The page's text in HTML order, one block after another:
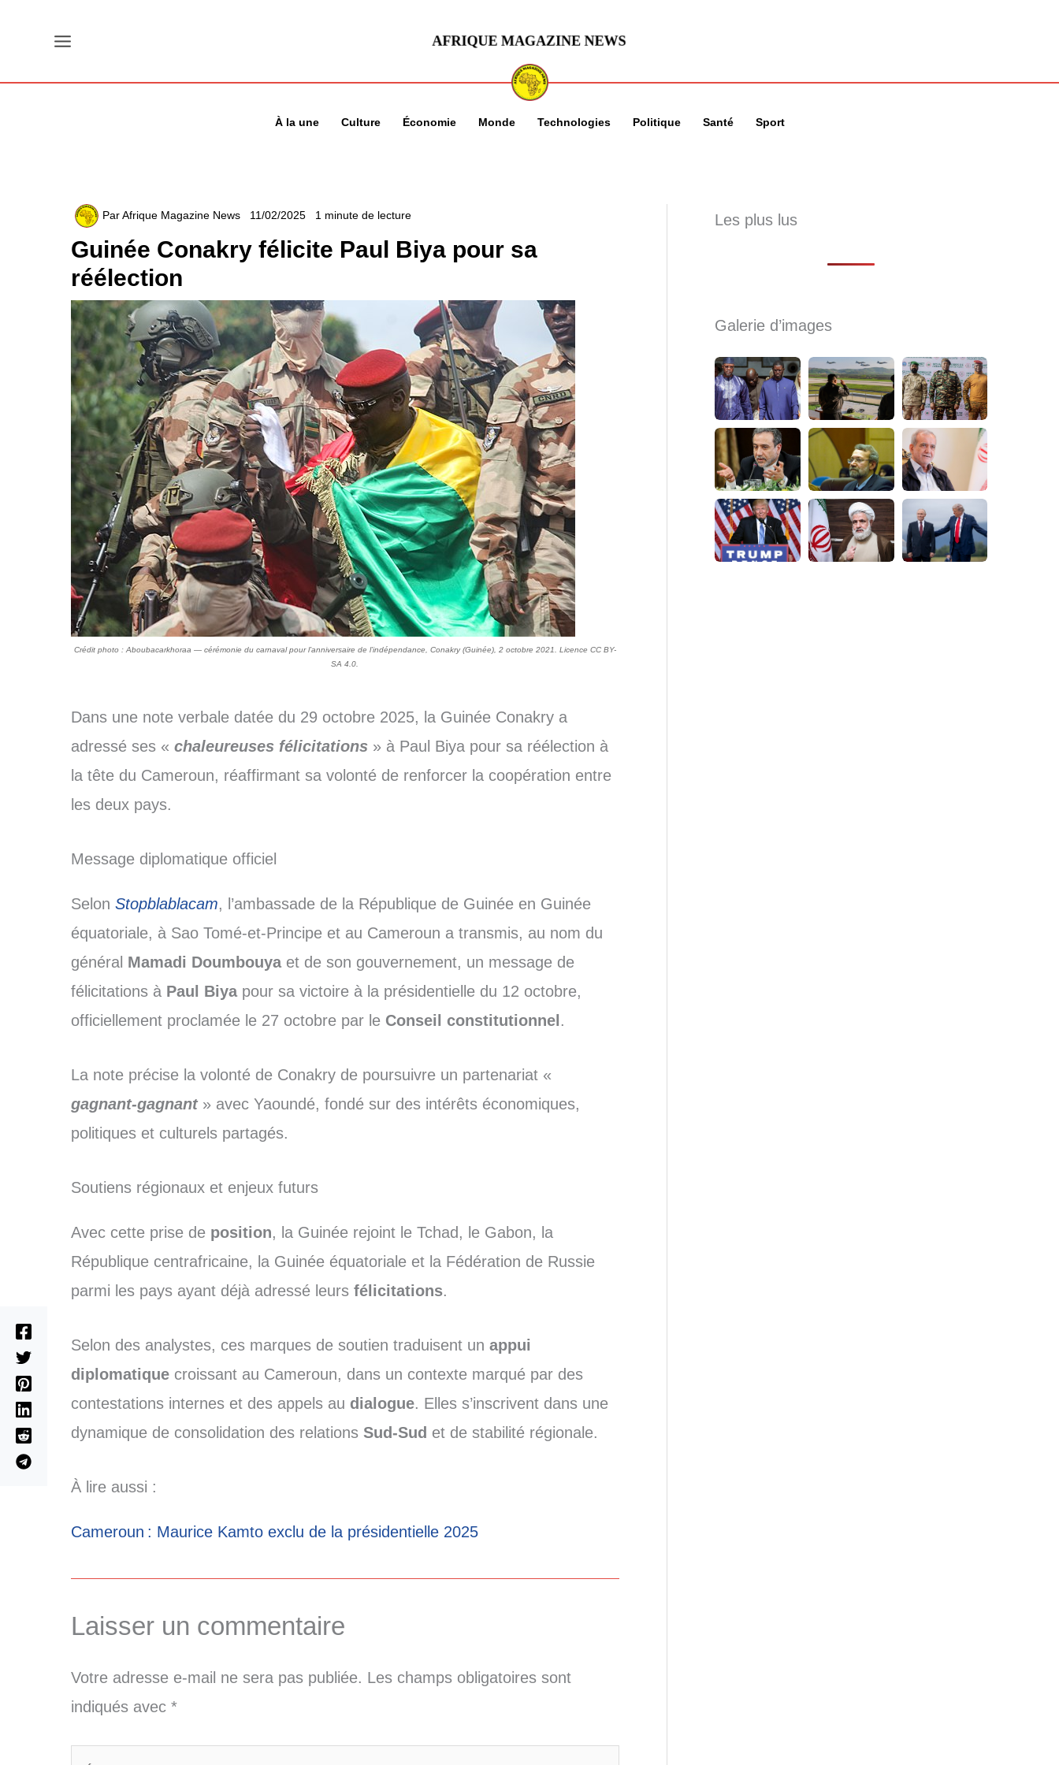
À la une Culture Économie Monde Technologies Politique Santé Sport
ParAfrique Magazine News 11/02/2025 1 minute de lecture
Guinée Conakry félicite Paul Biya pour sa
réélection
Crédit photo : Aboubacarkhoraa — cérémonie du carnaval pour l’anniversaire de l’indépendance, Conakry (Guinée), 2 octobre 2021. Licence CC BY-
SA 4.0.
Dans une note verbale datée du 29 octobre 2025, la Guinée Conakry a
adressé ses « chaleureuses félicitations » à Paul Biya pour sa réélection à
la tête du Cameroun, réaffirmant sa volonté de renforcer la coopération entre
les deux pays.
Message diplomatique officiel
Selon Stopblablacam, l’ambassade de la République de Guinée en Guinée
équatoriale, à Sao Tomé-et-Principe et au Cameroun a transmis, au nom du
général Mamadi Doumbouyaet de son gouvernement, un message de
félicitations à Paul Biyapour sa victoire à la présidentielle du 12 octobre,
officiellement proclamée le 27 octobre par le Conseil constitutionnel .
La note précise la volonté de Conakry de poursuivre un partenariat «
gagnant-gagnant » avec Yaoundé, fondé sur des intérêts économiques,
politiques et culturels partagés.
Soutiens régionaux et enjeux futurs
Avec cette prise de position, la Guinée rejoint le Tchad, le Gabon, la
République centrafricaine, la Guinée équatoriale et la Fédération de Russie
parmi les pays ayant déjà adressé leurs félicitations.
Selon des analystes, ces marques de soutien traduisent un appui
diplomatique croissant au Cameroun, dans un contexte marqué par des
contestations internes et des appels au dialogue. Elles s’inscrivent dans une
dynamique de consolidation des relations Sud-Sud et de stabilité régionale.
À lire aussi :
Cameroun : Maurice Kamto exclu de la présidentielle 2025
Laisser un commentaire
Votre adresse e-mail ne sera pas publiée. Les champs obligatoires sont
indiqués avec *
Les plus lus
Galerie d’images